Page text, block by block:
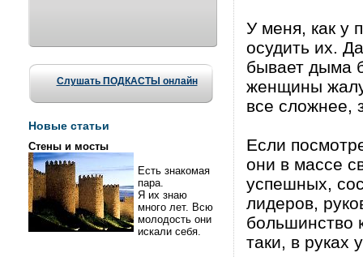
Слушать ПОДКАСТЫ онлайн
Новые статьи
Стены и мосты
Есть знакомая
пара.
Я их знаю
много лет. Всю
молодость они
искали себя.
У меня, как у
осудить их.
бывает дыма
женщины
все сложнее,
Если
они в массе
успешных,
лидеров,
большинство
таки, в руках